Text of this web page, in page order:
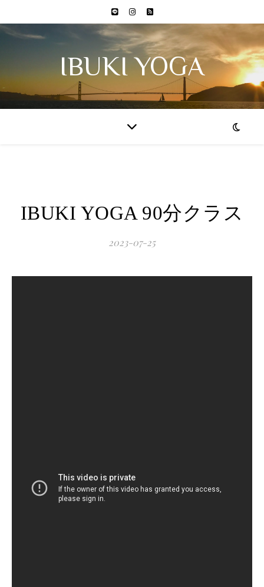
IBUKI YOGA
IBUKI YOGA 90分クラス
2023-07-25